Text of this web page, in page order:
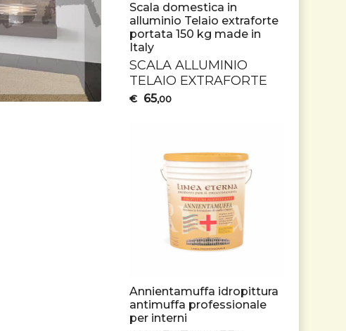
Scala domestica in
alluminio Telaio extraforte
portata 150 kg made in
Italy
SCALA ALLUMINIO
TELAIO EXTRAFORTE
€ 65,00
Annientamuffa idropittura
antimuffa professionale
per interni